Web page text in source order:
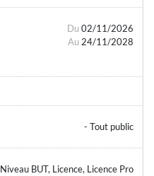
Du 02/11/2026
Au 24/11/2028
- Tout public
Niveau BUT, Licence, Licence Pro